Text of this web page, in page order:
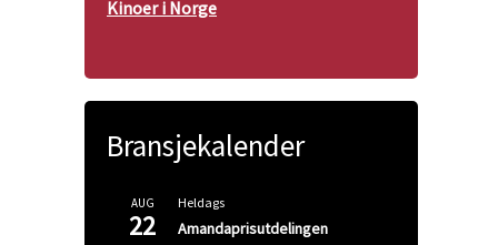
Kinoer i Norge
Bransjekalender
AUG
22
Heldags
Amandaprisutdelingen